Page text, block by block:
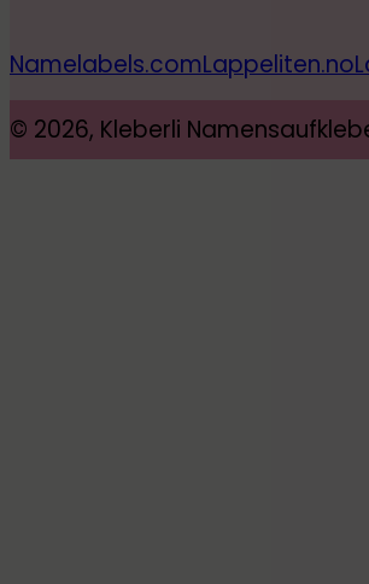
Namelabels.comLappeliten.no
© 2026, Kleberli